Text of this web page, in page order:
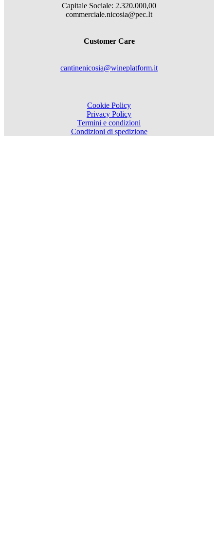
Capitale Sociale: 2.320.000,00
commerciale.nicosia@pec.It
Customer Care
cantinenicosia@wineplatform.it
Cookie Policy
Privacy Policy
Termini e condizioni
Condizioni di spedizione